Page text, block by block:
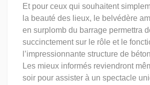
Et pour ceux qui souhaitent
la beauté des lieux, le belvédère
en surplomb du barrage permettra
succinctement sur le rôle et le
l’impressionnante structure de
Les mieux informés reviendront
soir pour assister à un spectacle